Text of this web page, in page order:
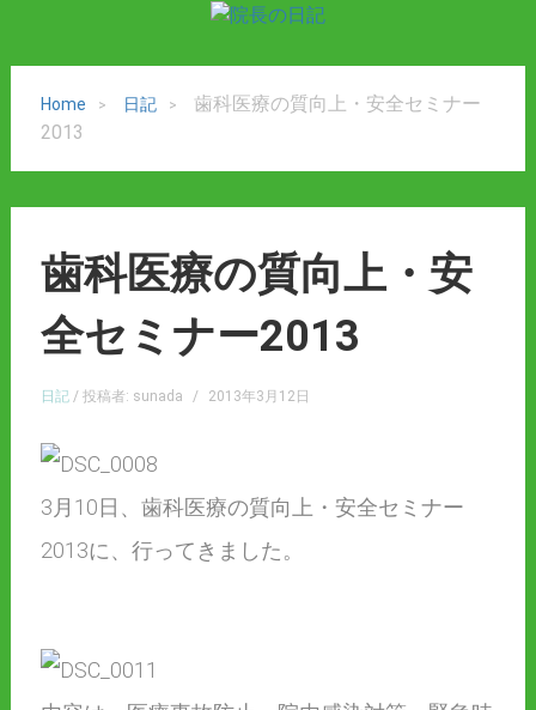
Home 日記
歯科医療の質向上・安全セミナー
2013
歯科医療の質向上・安
全セミナー2013
日記/ 投稿者: sunada / 2013年3月12日
3月10日、歯科医療の質向上・安全セミナー
2013に、行ってきました。